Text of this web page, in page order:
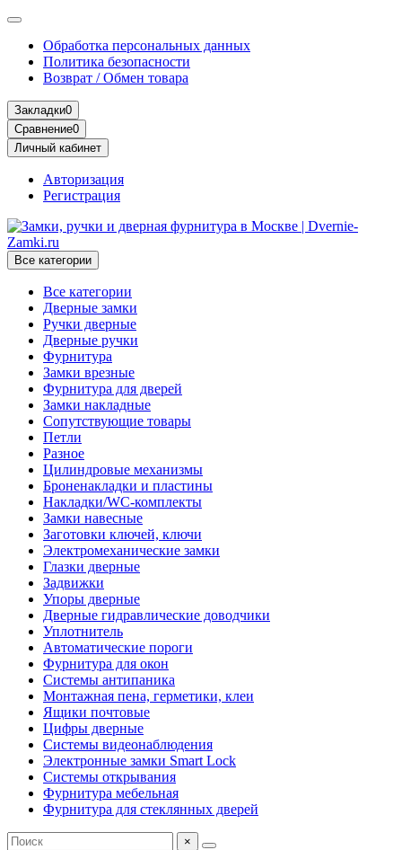
Обработка персональных данных
Политика безопасности
Возврат / Обмен товара
Закладки0
Сравнение0
Личный кабинет
Авторизация
Регистрация
Все категории
Все категории
Дверные замки
Ручки дверные
Дверные ручки
Фурнитура
Замки врезные
Фурнитура для дверей
Замки накладные
Сопутствующие товары
Петли
Разное
Цилиндровые механизмы
Броненакладки и пластины
Накладки/WC-комплекты
Замки навесные
Заготовки ключей, ключи
Электромеханические замки
Глазки дверные
Задвижки
Упоры дверные
Дверные гидравлические доводчики
Уплотнитель
Автоматические пороги
Фурнитура для окон
Системы антипаника
Монтажная пена, герметики, клеи
Ящики почтовые
Цифры дверные
Системы видеонаблюдения
Электронные замки Smart Lock
Системы открывания
Фурнитура мебельная
Фурнитура для стеклянных дверей
×